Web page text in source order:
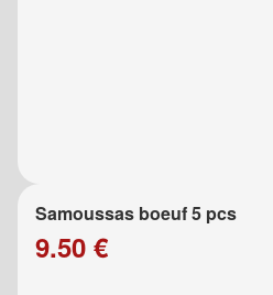
Samoussas boeuf 5 pcs
9.50 €